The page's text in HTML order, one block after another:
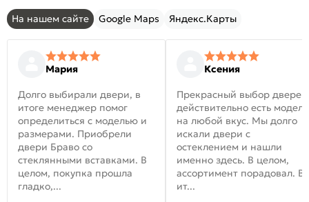
На нашем сайте Google Maps Яндекс.Карты
Мария
Долго выбирали двери, в
итоге менеджер помог
определиться с моделью и
размерами. Приобрели
двери Браво со
стеклянными вставками. В
целом, покупка прошла
гладко,...
Ксения
Прекрасный выбор
действительно есть модели
на любой вкус. Мы долго
искали двери с
остеклением и нашли
именно здесь. В целом,
ассортимент порадовал. В
ит...